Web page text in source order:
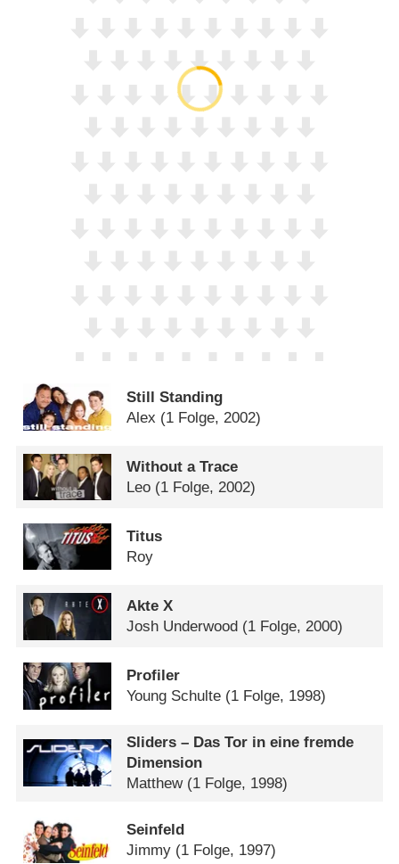
Still Standing
Alex (1 Folge, 2002)
Without a Trace
Leo (1 Folge, 2002)
Titus
Roy
Akte X
Josh Underwood (1 Folge, 2000)
Profiler
Young Schulte (1 Folge, 1998)
Sliders – Das Tor in eine fremde
Dimension
Matthew (1 Folge, 1998)
Seinfeld
Jimmy (1 Folge, 1997)